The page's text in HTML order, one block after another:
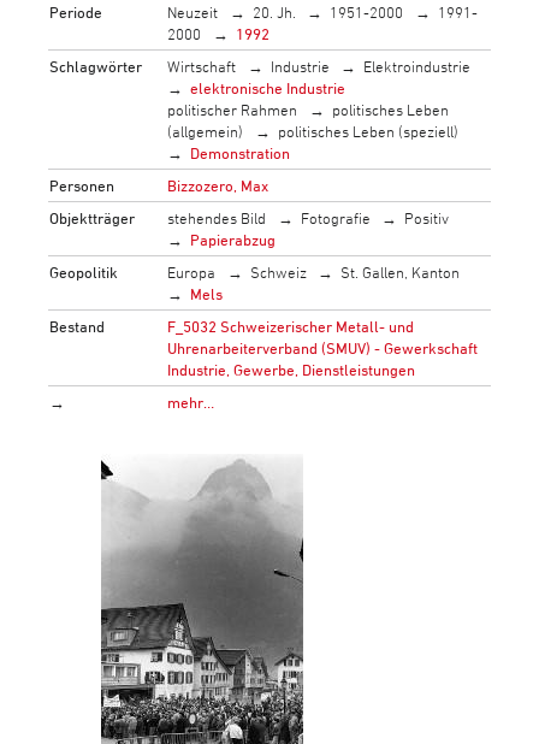
Periode
Neuzeit 20. Jh. 1951-2000
1991-
2000
1992
Schlagwörter
Wirtschaft Industrie
Elektroindustrie
elektronische Industrie
politischer Rahmen
politisches Leben
(allgemein)
politisches Leben (speziell)
Demonstration
Personen
Bizzozero, Max
Objektträger
stehendes Bild Fotografie
Positiv
Papierabzug
Geopolitik
Europa Schweiz
St. Gallen, Kanton
Mels
Bestand
F_5032 Schweizerischer Metall- und
Uhrenarbeiterverband (SMUV) - Gewerkschaft
Industrie, Gewerbe, Dienstleistungen
→
mehr…